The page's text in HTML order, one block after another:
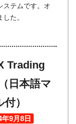
ステムです。オ
た。
Trading
日本語マ
）
9月8日